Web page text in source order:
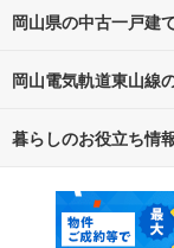
岡山県の中古一戸建
路線・駅から探す
通勤・通学時間か
岡山電気軌道東山線
不動産・住宅
新築マンション
暮らしのお役立ち情
マンションカタロ